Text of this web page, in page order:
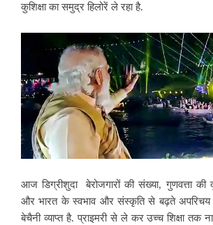
कुशिक्षा का समुद्र हिलोरें ले रहा है.
आज डिग्रीशुदा बेरोजगारों की संख्या,गुणवत्ता की
और भारत के स्वभाव और संस्कृति से बढ़ते अपरिचय
बेचैनी व्याप्त है. प्राइमरी से ले कर उच्च शिक्षा तक